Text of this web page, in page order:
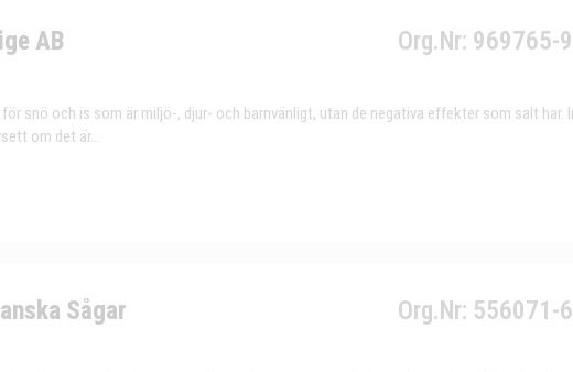
AB Org.Nr: 969765-
snö och is som är miljö-, djur- och barnvänligt, utan de negativa effekter som salt har.
om det är...
Sågar Org.Nr: 556071-